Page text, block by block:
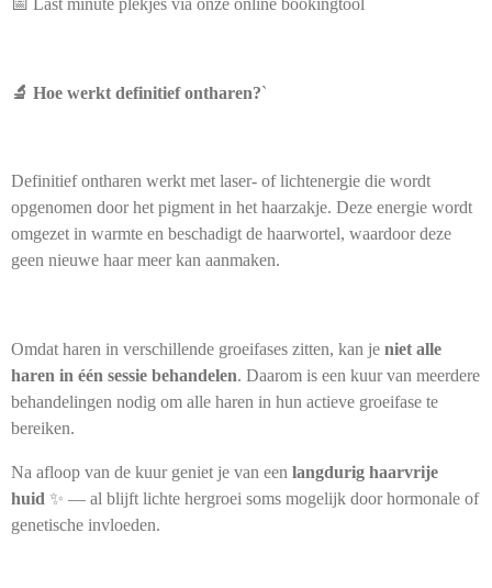
🔬 Hoe werkt definitief ontharen?`
Definitief ontharen werkt met laser- of lichtenergie die wordt
opgenomen door het pigment in het haarzakje. Deze energie wordt
omgezet in warmte en beschadigt de haarwortel, waardoor deze
geen nieuwe haar meer kan aanmaken.
Omdat haren in verschillende groeifases zitten, kan je niet alle
haren in één sessie behandelen. Daarom is een kuur van meerdere
behandelingen nodig om alle haren in hun actieve groeifase te
bereiken.
Na afloop van de kuur geniet je van een langdurig haarvrije
huid ✨ — al blijft lichte hergroei soms mogelijk door hormonale of
genetische invloeden.